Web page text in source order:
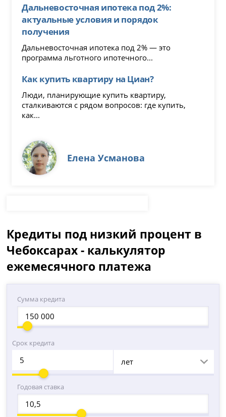
Дальневосточная ипотека под 2%:
актуальные условия и порядок
получения
Дальневосточная ипотека под 2% — это
программа льготного ипотечного...
Как купить квартиру на Циан?
Люди, планирующие купить квартиру,
сталкиваются с рядом вопросов: где купить,
как...
Елена Усманова
Кредиты под низкий процент в
Чебоксарах - калькулятор
ежемесячного платежа
Сумма кредита
Срок кредита
лет
Годовая ставка